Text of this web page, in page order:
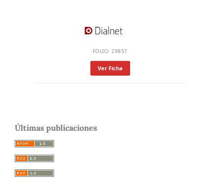
FOLIO: 29857
Ver Ficha
Últimas publicaciones